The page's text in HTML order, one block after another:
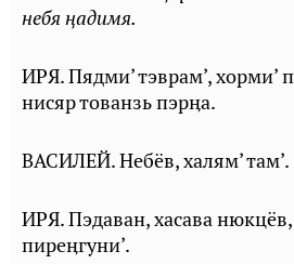
небя ңадимя.
ИРЯ. Пядми’ тэврам’, хорми’
нисяр тованзь пэрӊа.
ВАСИЛЕЙ. Небёв, халям’ там’.
ИРЯ. Пэдаван, хасава нюкцёв,
пиреӊгуни’.